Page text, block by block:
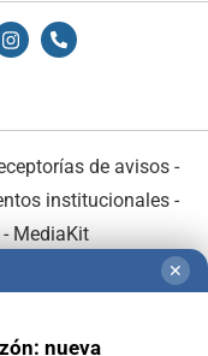
de avisos -
institucionales-
- MediaKit
✕
nueva